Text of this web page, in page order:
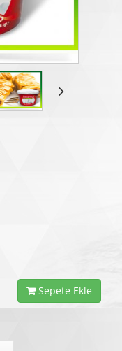
Sepete Ekle